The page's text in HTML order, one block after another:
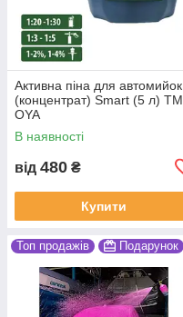
Активна піна для автомийок
(концентрат) Smart (5 л) ТМ
OYA
В наявності
від 480 ₴
Купити
Топ продажів Подарунок